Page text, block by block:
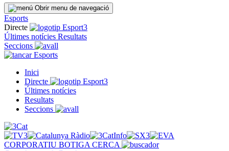
Obrir menu de navegació
Esports
Directe
Últimes notícies Resultats
Seccions
Esports
Inici
Directe
Últimes notícies
Resultats
Seccions
CORPORATIU BOTIGA CERCA